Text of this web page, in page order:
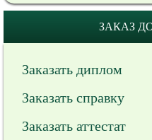
ЗАКАЗ
Заказать диплом
Заказать справку
Заказать аттестат